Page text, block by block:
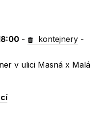
- kontejnery -
v ulici Masná x Malá